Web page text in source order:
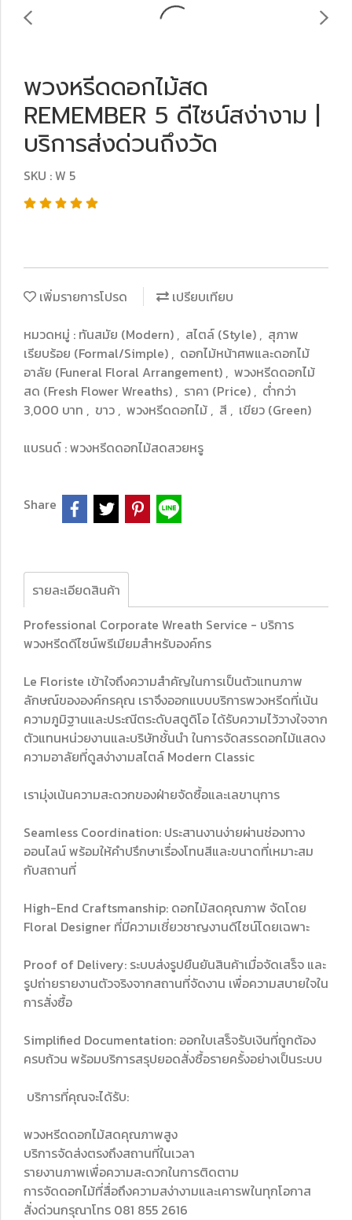
พวงหรีดดอกไม้สด
REMEMBER 5 ดีไซน์สง่างาม |
บริการส่งด่วนถึงวัด
SKU : W 5
เพิ่มรายการโปรด
เปรียบเทียบ
หมวดหมู่ : ทันสมัย (Modern) , สไตล์ (Style) , สุภาพ
เรียบร้อย (Formal/Simple) , ดอกไม้หน้าศพและดอกไม้
อาลัย (Funeral Floral Arrangement) , พวงหรีดดอกไม้
สด (Fresh Flower Wreaths) , ราคา (Price) , ต่ำกว่า
3,000 บาท , ขาว , พวงหรีดดอกไม้ , สี , เขียว (Green)
แบรนด์ :พวงหรีดดอกไม้สดสวยหรู
Share
รายละเอียดสินค้า
Professional Corporate Wreath Service - บริการ
พวงหรีดดีไซน์พรีเมียมสำหรับองค์กร
Le Floriste เข้าใจถึงความสำคัญในการเป็นตัวแทนภาพ
ลักษณ์ขององค์กรคุณ เราจึงออกแบบบริการพวงหรีดที่เน้น
ความภูมิฐานและประณีตระดับสตูดิโอ ได้รับความไว้วางใจจาก
ตัวแทนหน่วยงานและบริษัทชั้นนำ ในการจัดสรรดอกไม้แสดง
ความอาลัยที่ดูสง่างามสไตล์ Modern Classic
เรามุ่งเน้นความสะดวกของฝ่ายจัดซื้อและเลขานุการ
Seamless Coordination: ประสานงานง่ายผ่านช่องทาง
ออนไลน์ พร้อมให้คำปรึกษาเรื่องโทนสีและขนาดที่เหมาะสม
กับสถานที่
High-End Craftsmanship: ดอกไม้สดคุณภาพ จัดโดย
Floral Designer ที่มีความเชี่ยวชาญงานดีไซน์โดยเฉพาะ
Proof of Delivery: ระบบส่งรูปยืนยันสินค้าเมื่อจัดเสร็จ และ
รูปถ่ายรายงานตัวจริงจากสถานที่จัดงาน เพื่อความสบายใจใน
การสั่งซื้อ
Simplified Documentation: ออกใบเสร็จรับเงินที่ถูกต้อง
ครบถ้วน พร้อมบริการสรุปยอดสั่งซื้อรายครั้งอย่างเป็นระบบ
บริการที่คุณจะได้รับ:
พวงหรีดดอกไม้สดคุณภาพสูง
บริการจัดส่งตรงถึงสถานที่ในเวลา
รายงานภาพเพื่อความสะดวกในการติดตาม
การจัดดอกไม้ที่สื่อถึงความสง่างามและเคารพในทุกโอกาส
สั่งด่วนกรุณาโทร 081 855 2616